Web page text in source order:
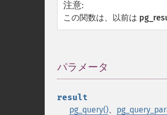
注意:
この関数は、以前は
パラメータ
result
pg_query()、